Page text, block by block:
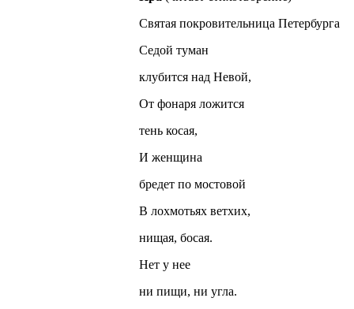
Святая покровительница Петербурга
Седой туман
клубится над Невой,
От фонаря ложится
тень косая,
И женщина
бредет по мостовой
В лохмотьях ветхих,
нищая, босая.
Нет у нее
ни пищи, ни угла.